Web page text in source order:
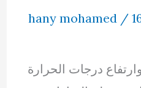
hany mohamed /
درجات الحرارة